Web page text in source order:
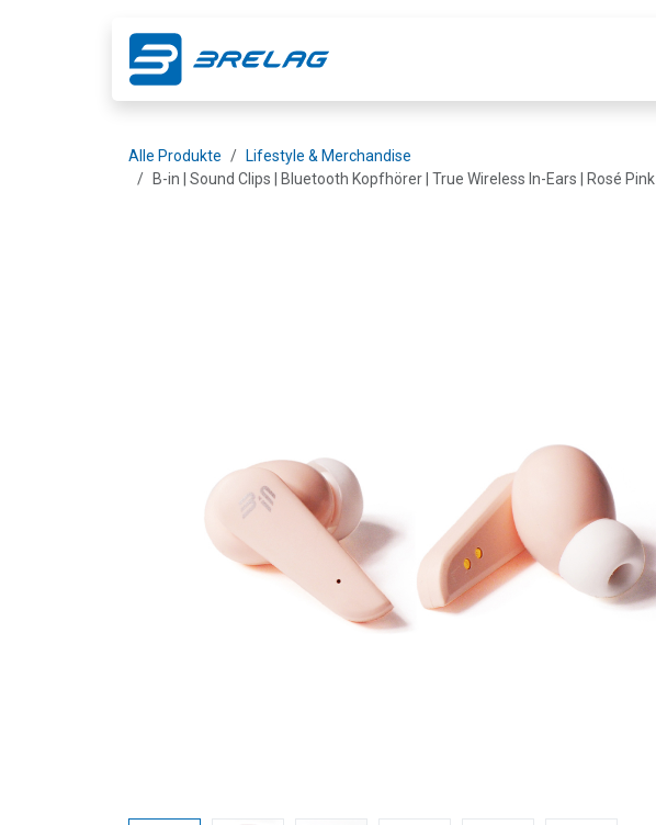
Alle Produkte
Lifestyle & Merchandise
B-in | Sound Clips | Bluetooth Kopfhörer | True Wireless In-Ears | Rosé Pink